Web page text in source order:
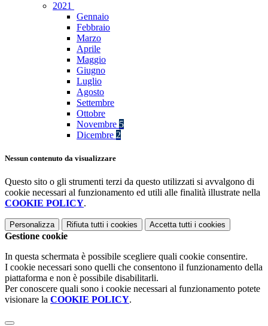
2021
Gennaio
Febbraio
Marzo
Aprile
Maggio
Giugno
Luglio
Agosto
Settembre
Ottobre
Novembre 5
Dicembre 2
Nessun contenuto da visualizzare
Questo sito o gli strumenti terzi da questo utilizzati si avvalgono di
cookie necessari al funzionamento ed utili alle finalità illustrate nella
COOKIE POLICY.
Personalizza Rifiuta tutti i cookies Accetta tutti i cookies
Gestione cookie
In questa schermata è possibile scegliere quali cookie consentire.
I cookie necessari sono quelli che consentono il funzionamento della
piattaforma e non è possibile disabilitarli.
Per conoscere quali sono i cookie necessari al funzionamento potete
visionare la COOKIE POLICY.